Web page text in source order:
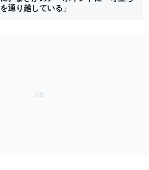
を通り越している」